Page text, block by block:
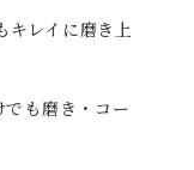
レイに磨き上
も磨き・コー